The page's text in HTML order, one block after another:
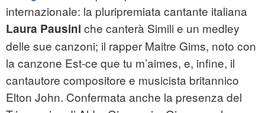
internazionale: la pluripremiata cantante italiana
Laura Pausini che canterà Simili e un medley
delle sue canzoni; il rapper Maitre Gims, noto con
la canzone Est-ce que tu m’aimes, e, infine, il
cantautore compositore e musicista britannico
Elton John. Confermata anche la presenza del